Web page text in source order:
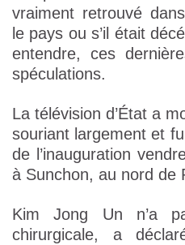
vraiment retrouvé
le pays ou s’il était
entendre, ces
spéculations.
La télévision d’État a
souriant largement et
de l’inauguration
à Sunchon, au nord de
Kim Jong Un n’a
chirurgicale, a